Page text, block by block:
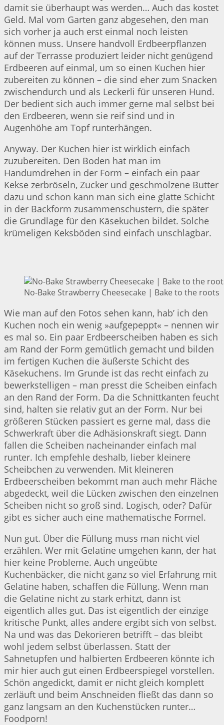
damit sie überhaupt was werden… Auch das kostet
Geld. Mal vom Garten ganz abgesehen, den man
sich vorher ja auch erst einmal noch leisten
können muss. Unsere handvoll Erdbeerpflanzen
auf der Terrasse produziert leider nicht genügend
Erdbeeren auf einmal, um so einen Kuchen hier
zubereiten zu können – die sind eher zum Snacken
zwischendurch und als Leckerli für unseren Hund.
Der bedient sich auch immer gerne mal selbst bei
den Erdbeeren, wenn sie reif sind und in
Augenhöhe am Topf runterhängen.
Anyway. Der Kuchen hier ist wirklich einfach
zuzubereiten. Den Boden hat man im
Handumdrehen in der Form – einfach ein paar
Kekse zerbröseln, Zucker und geschmolzene Butter
dazu und schon kann man sich eine glatte Schicht
in der Backform zusammenschustern, die später
die Grundlage für den Käsekuchen bildet. Solche
krümeligen Keksböden sind einfach unschlagbar.
No-Bake Strawberry Cheesecake | Bake to the roots
Wie man auf den Fotos sehen kann, hab’ ich den
Kuchen noch ein wenig »aufgepeppt« – nennen wir
es mal so. Ein paar Erdbeerscheiben haben es sich
am Rand der Form gemütlich gemacht und bilden
im fertigen Kuchen die äußerste Schicht des
Käsekuchens. Im Grunde ist das recht einfach zu
bewerkstelligen – man presst die Scheiben einfach
an den Rand der Form. Da die Schnittkanten feucht
sind, halten sie relativ gut an der Form. Nur bei
größeren Stücken passiert es gerne mal, dass die
Schwerkraft über die Adhäsionskraft siegt. Dann
fallen die Scheiben nacheinander einfach mal
runter. Ich empfehle deshalb, lieber kleinere
Scheibchen zu verwenden. Mit kleineren
Erdbeerscheiben bekommt man auch mehr Fläche
abgedeckt, weil die Lücken zwischen den einzelnen
Scheiben nicht so groß sind. Logisch, oder? Dafür
gibt es sicher auch eine mathematische Formel.
Nun gut. Über die Füllung muss man nicht viel
erzählen. Wer mit Gelatine umgehen kann, der hat
hier keine Probleme. Auch ungeübte
Kuchenbäcker, die nicht ganz so viel Erfahrung mit
Gelatine haben, schaffen die Füllung. Wenn man
die Gelatine nicht zu stark erhitzt, dann ist
eigentlich alles gut. Das ist eigentlich der einzige
kritische Punkt, alles andere ergibt sich von selbst.
Na und was das Dekorieren betrifft – das bleibt
wohl jedem selbst überlassen. Statt der
Sahnetupfen und halbierten Erdbeeren könnte ich
mir hier auch gut einen Erdbeerspiegel vorstellen.
Schön angedickt, damit er nicht gleich komplett
zerläuft und beim Anschneiden fließt das dann so
ganz langsam an den Kuchenstücken runter…
Foodporn!